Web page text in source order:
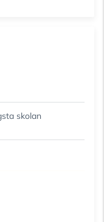
i den högsta skolan